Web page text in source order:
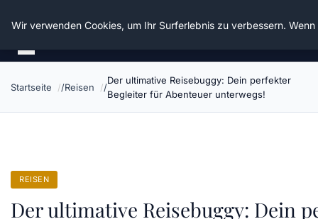
Die Schnitter
Startseite Reisen
Der ultimative Reisebuggy: Dein perfekter
Begleiter für Abenteuer unterwegs!
REISEN
Der ultimative Reisebuggy: Dein
Wir verwenden Cookies, um Ihr Surferlebnis zu verbessern.